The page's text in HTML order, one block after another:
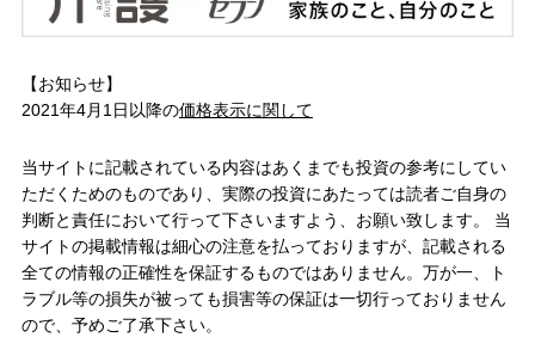
【お知らせ】
2021年4月1日以降の価格表示に関して
当サイトに記載されている内容はあくまでも投資の参考にしてい
ただくためのものであり、実際の投資にあたっては読者ご自身の
判断と責任において行って下さいますよう、お願い致します。 当
サイトの掲載情報は細心の注意を払っておりますが、記載される
全ての情報の正確性を保証するものではありません。万が一、ト
ラブル等の損失が被っても損害等の保証は一切行っておりません
ので、予めご了承下さい。